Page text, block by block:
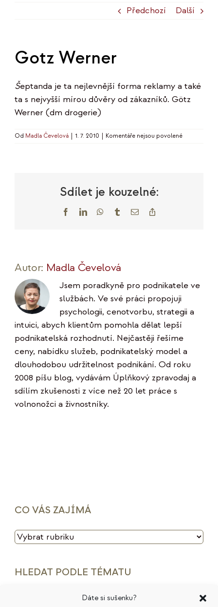
Dáte si sušenku?
Předchozí Další
Gotz Werner
Šeptanda je ta nejlevnější forma reklamy a také
ta s nejvyšší mírou důvěry od zákazníků. Götz
Werner (dm drogerie)
Od Madla Čevelová 1. 7. 2010 Komentáře nejsou povolenéu
Sdílet je kouzelné:
FacebookLinkedInWhatsApp
TumblrE-
Autor: Madla Čevelová
Jsem poradkyně pro podnikatele ve
službách. Ve své práci propojuji
psychologii, cenotvorbu, strategii a
intuici, abych klientům pomohla dělat lepší
podnikatelská rozhodnutí. Nejčastěji řešíme
ceny, nabídku služeb, podnikatelský model a
dlouhodobou udržitelnost podnikání. Od roku
2008 píšu blog, vydávám Úplňkový zpravodaj a
sdílím zkušenosti z více než 20 let práce s
volnonožci a živnostníky.
CO VÁS ZAJÍMÁ
CO
HLEDAT PODLE TÉMATU
cenotvorba